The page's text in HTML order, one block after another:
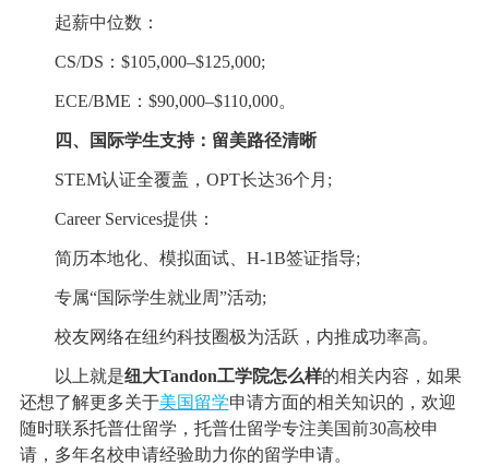
起薪中位数：
CS/DS：$105,000–$125,000;
ECE/BME：$90,000–$110,000。
四、国际学生支持：留美路径清晰
STEM认证全覆盖，OPT长达36个月;
Career Services提供：
简历本地化、模拟面试、H-1B签证指导;
专属“国际学生就业周”活动;
校友网络在纽约科技圈极为活跃，内推成功率高。
以上就是纽大Tandon工学院怎么样的相关内容，如果
还想了解更多关于美国留学申请方面的相关知识的，欢迎
随时联系托普仕留学，托普仕留学专注美国前30高校申
请，多年名校申请经验助力你的留学申请。